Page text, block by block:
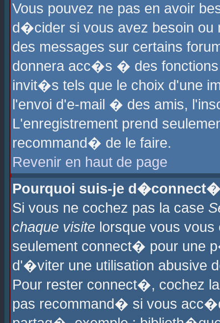
Vous pouvez ne pas en avoir
d�cider si vous avez besoin ou
des messages sur certains
donnera acc�s � des fonctions
invit�s tels que le choix d'une
l'envoi d'e-mail � des amis,
L'enregistrement prend
recommand� de le faire.
Revenir en haut de page
Pourquoi suis-je
Si vous ne cochez pas la case
chaque visite lorsque vous
seulement connect� pour une
d'�viter une utilisation abusive
Pour rester connect�, cochez
pas recommand� si vous